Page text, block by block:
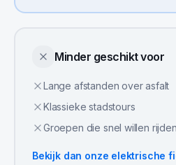
Minder geschikt voor
Lange afstanden over asfalt
Klassieke stadstours
Groepen die snel willen rijden
Bekijk dan onze elektrische